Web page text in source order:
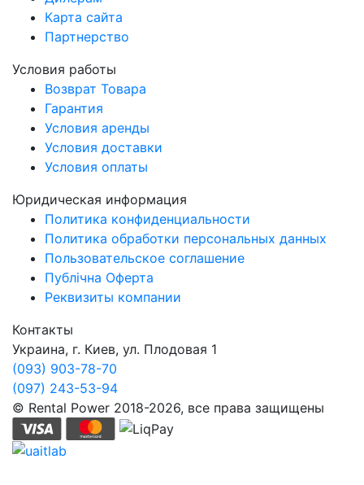
Карта сайта
Партнерство
Условия работы
Возврат Товара
Гарантия
Условия аренды
Условия доставки
Условия оплаты
Юридическая информация
Политика конфиденциальности
Политика обработки персональных данных
Пользовательское соглашение
Публічна Оферта
Реквизиты компании
Контакты
Украина, г. Киев, ул. Плодовая 1
(093) 903-78-70
(097) 243-53-94
© Rental Power 2018-2026, все права защищены